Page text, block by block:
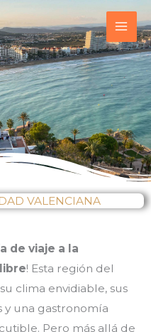
VALENCIANA
de viaje a la
! Esta región del
clima envidiable, sus
y una gastronomía
Pero más allá de